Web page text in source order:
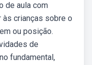
de aula com
crianças sobre o
ou posição.
de
fundamental,